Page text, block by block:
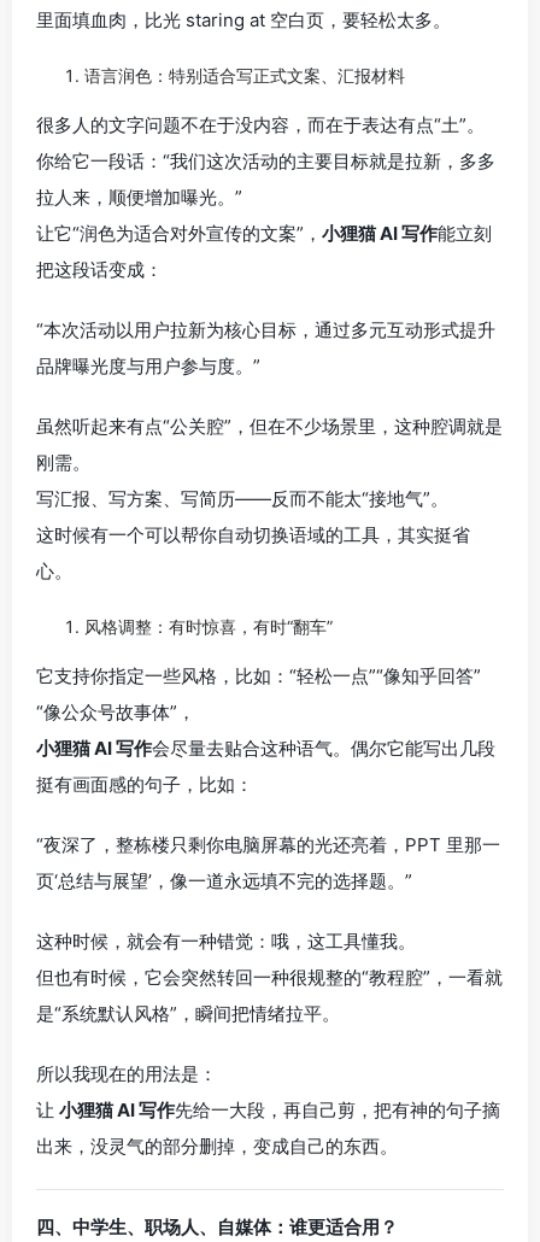
里面填血肉，比光 staring at 空白页，要轻松太多。
语言润色：特别适合写正式文案、汇报材料
很多人的文字问题不在于没内容，而在于表达有点“土”。
你给它一段话：“我们这次活动的主要目标就是拉新，多多
拉人来，顺便增加曝光。”
让它“润色为适合对外宣传的文案”， 小狸猫 AI 写作能立刻
把这段话变成：
“本次活动以用户拉新为核心目标，通过多元互动形式提升
品牌曝光度与用户参与度。”
虽然听起来有点“公关腔”，但在不少场景里，这种腔调就是
刚需。
写汇报、写方案、写简历——反而不能太“接地气”。
这时候有一个可以帮你自动切换语域的工具，其实挺省
心。
风格调整：有时惊喜，有时“翻车”
它支持你指定一些风格，比如：“轻松一点”“像知乎回答”
“像公众号故事体”，
小狸猫 AI 写作会尽量去贴合这种语气。偶尔它能写出几段
挺有画面感的句子，比如：
“夜深了，整栋楼只剩你电脑屏幕的光还亮着，PPT 里那一
页‘总结与展望’，像一道永远填不完的选择题。”
这种时候，就会有一种错觉：哦，这工具懂我。
但也有时候，它会突然转回一种很规整的“教程腔”，一看就
是“系统默认风格”，瞬间把情绪拉平。
所以我现在的用法是：
让 小狸猫 AI 写作先给一大段，再自己剪，把有神的句子摘
出来，没灵气的部分删掉，变成自己的东西。
四、中学生、职场人、自媒体：谁更适合用？